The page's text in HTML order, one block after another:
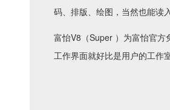
码、排版、绘图，当然也能读
富怡V8（Super ）为富怡官
工作界面就好比是用户的工作